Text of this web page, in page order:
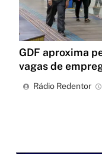
GDF aproxima
vagas de
Rádio Redentor